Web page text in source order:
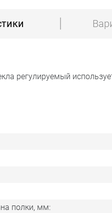
регулируемый
полки, мм: